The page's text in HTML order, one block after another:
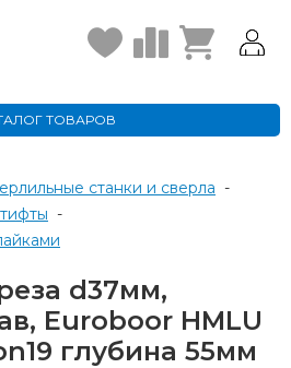
ТОВАРОВ
станки и сверла -
-
d37мм,
Euroboor HMLU
глубина 55мм